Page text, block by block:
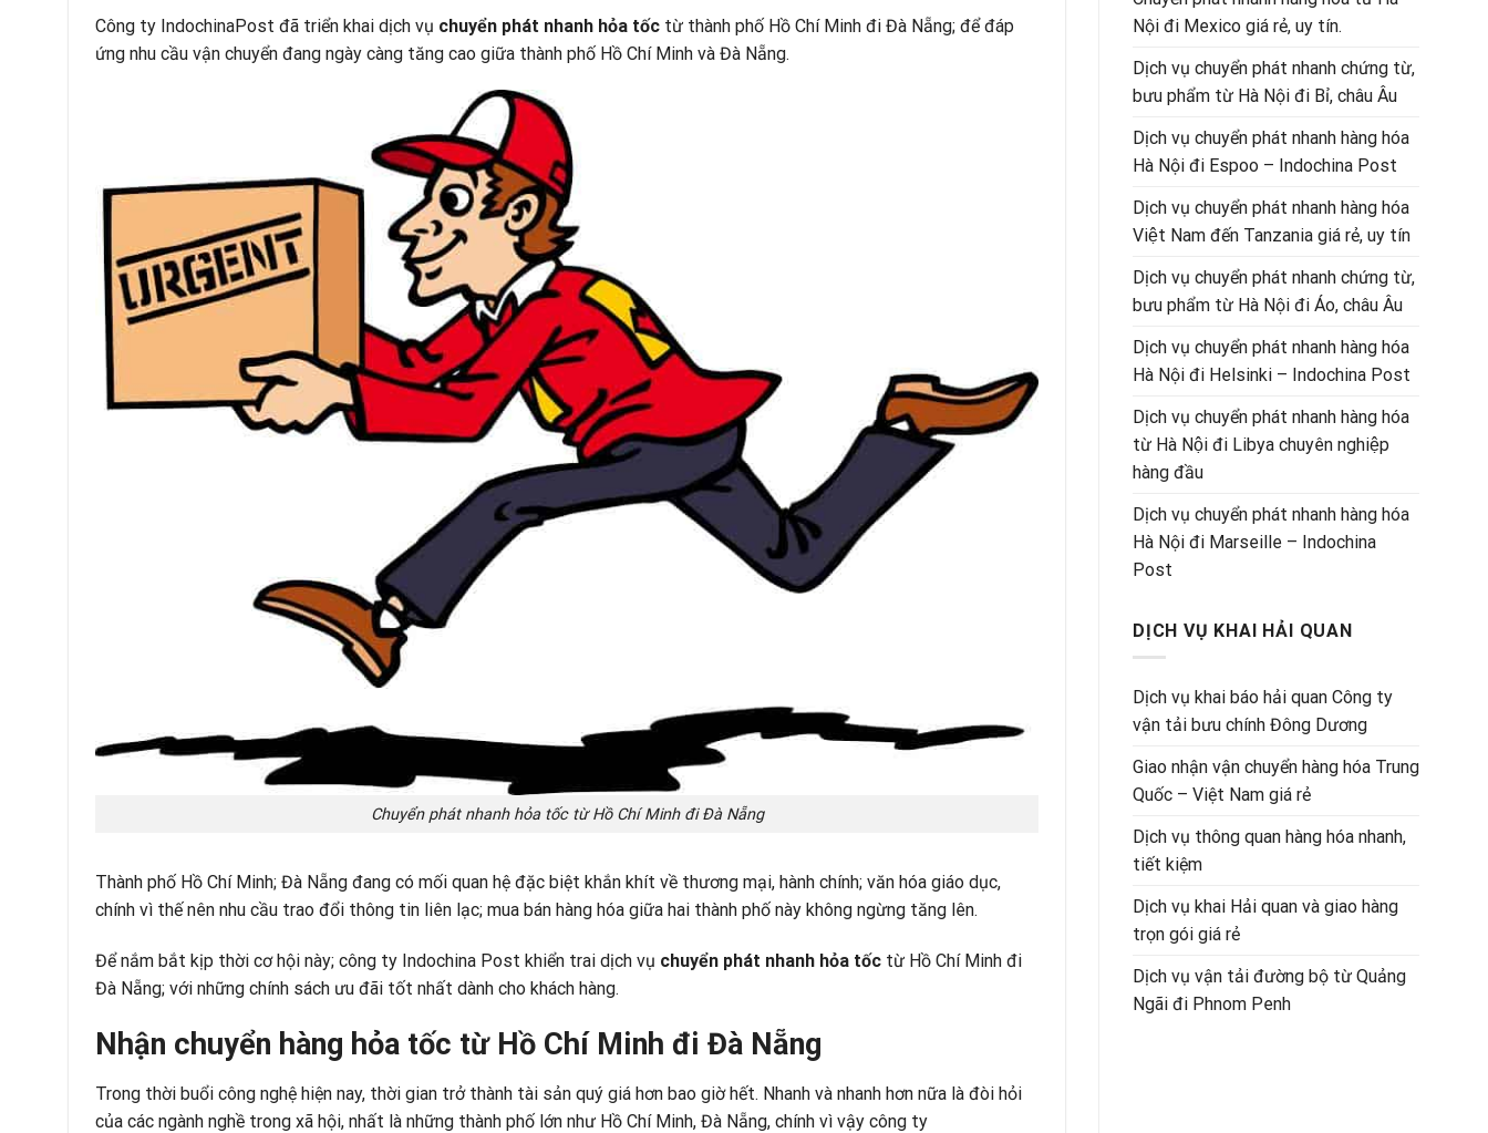
Công ty IndochinaPost đã triển khai dịch vụ chuyển phát nhanh hỏa tốc từ thành phố Hồ Chí Minh đi Đà Nẵng; để đáp
ứng nhu cầu vận chuyển đang ngày càng tăng cao giữa thành phố Hồ Chí Minh và Đà Nẵng.
Chuyển phát nhanh hỏa tốc từ Hồ Chí Minh đi Đà Nẵng
Thành phố Hồ Chí Minh; Đà Nẵng đang có mối quan hệ đặc biệt khắn khít về thương mại, hành chính; văn hóa giáo dục,
chính vì thế nên nhu cầu trao đổi thông tin liên lạc; mua bán hàng hóa giữa hai thành phố này không ngừng tăng lên.
Để nắm bắt kịp thời cơ hội này; công ty Indochina Post khiển trai dịch vụ chuyển phát nhanh hỏa tốc từ Hồ Chí Minh đi
Đà Nẵng; với những chính sách ưu đãi tốt nhất dành cho khách hàng.
Nhận chuyển hàng hỏa tốc từ Hồ Chí Minh đi Đà Nẵng
Trong thời buổi công nghệ hiện nay, thời gian trở thành tài sản quý giá hơn bao giờ hết. Nhanh và nhanh hơn nữa là đòi hỏi
của các ngành nghề trong xã hội, nhất là những thành phố lớn như Hồ Chí Minh, Đà Nẵng, chính vì vậy công ty
Nội đi Mexico giá rẻ, uy tín.
Dịch vụ chuyển phát nhanh chứng từ,
bưu phẩm từ Hà Nội đi Bỉ, châu Âu
Dịch vụ chuyển phát nhanh hàng hóa
Hà Nội đi Espoo – Indochina Post
Dịch vụ chuyển phát nhanh hàng hóa
Việt Nam đến Tanzania giá rẻ, uy tín
Dịch vụ chuyển phát nhanh chứng từ,
bưu phẩm từ Hà Nội đi Áo, châu Âu
Dịch vụ chuyển phát nhanh hàng hóa
Hà Nội đi Helsinki – Indochina Post
Dịch vụ chuyển phát nhanh hàng hóa
từ Hà Nội đi Libya chuyên nghiệp
hàng đầu
Dịch vụ chuyển phát nhanh hàng hóa
Hà Nội đi Marseille – Indochina
Post
DỊCH VỤ KHAI HẢI QUAN
Dịch vụ khai báo hải quan Công ty
vận tải bưu chính Đông Dương
Giao nhận vận chuyển hàng hóa Trung
Quốc – Việt Nam giá rẻ
Dịch vụ thông quan hàng hóa nhanh,
tiết kiệm
Dịch vụ khai Hải quan và giao hàng
trọn gói giá rẻ
Dịch vụ vận tải đường bộ từ Quảng
Ngãi đi Phnom Penh